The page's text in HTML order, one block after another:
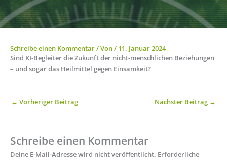
Schreibe einen Kommentar/ Von/ 11. Januar 2024
Sind KI-Begleiter die Zukunft der nicht-menschlichen Beziehungen
– und sogar das Heilmittel gegen Einsamkeit?
← Vorheriger Beitrag Nächster Beitrag →
Schreibe einen Kommentar
Deine E-Mail-Adresse wird nicht veröffentlicht. Erforderliche